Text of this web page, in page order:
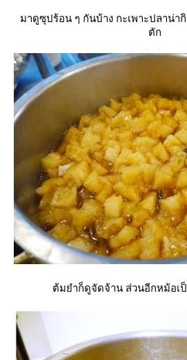
มาดูซุปร้อน ๆ กันบ้าง กะเพาะปลาน่า
ตัก
ต้มยำก็ดูจัดจ้าน ส่วนอีกหม้อเ